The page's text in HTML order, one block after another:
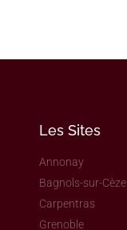
Les Sites
Annonay
Bagnols-sur-Cèze
Carpentras
Grenoble